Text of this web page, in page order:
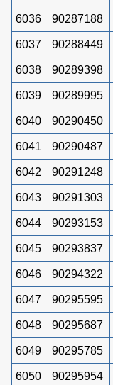
6036 90287188
6037 90288449
6038 90289398
6039 90289995
6040 90290450
6041 90290487
6042 90291248
6043 90291303
6044 90293153
6045 90293837
6046 90294322
6047 90295595
6048 90295687
6049 90295785
6050 90295954